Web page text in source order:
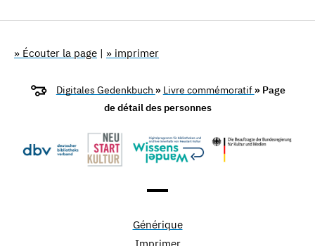
» Écouter la page | » imprimer
Digitales Gedenkbuch » Livre commémoratif » Page
de détail des personnes
Générique